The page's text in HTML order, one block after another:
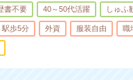
書不要 40～50代活躍 しゅふ
駅歩5分 外資 服装自由 職